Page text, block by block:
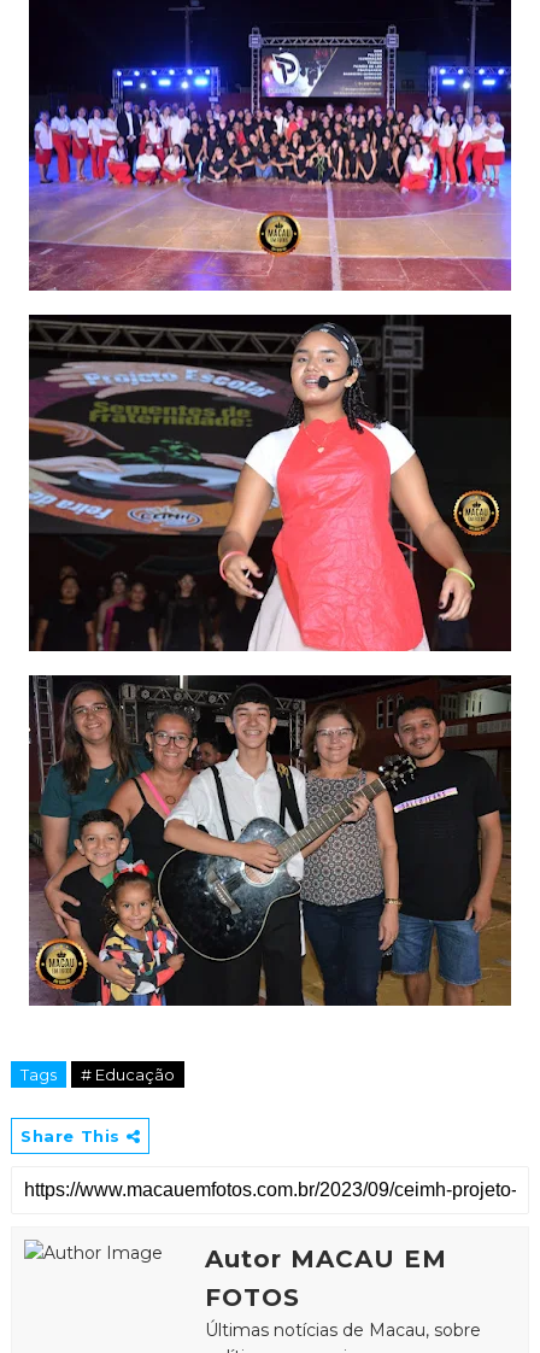
Tags # Educação
Share This
Autor MACAU EM
FOTOS
Últimas notícias de Macau, sobre